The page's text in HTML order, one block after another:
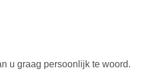
u graag persoonlijk te woord.